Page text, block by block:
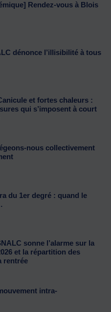
Rendez-vous à Blois
dénonce l’illisibilité à tous
et fortes chaleurs :
qui s’imposent à court
nous collectivement
du 1er degré : quand le
sonne l’alarme sur la
et la répartition des
rentrée
intra-